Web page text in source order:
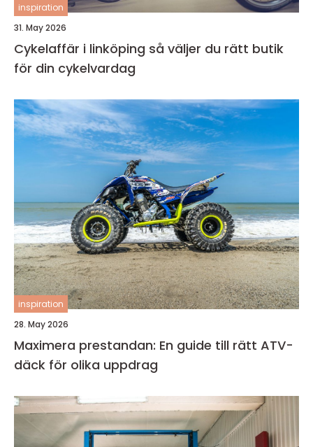
inspiration
31. May 2026
Cykelaffär i linköping så väljer du rätt butik
för din cykelvardag
inspiration
28. May 2026
Maximera prestandan: En guide till rätt ATV-
däck för olika uppdrag